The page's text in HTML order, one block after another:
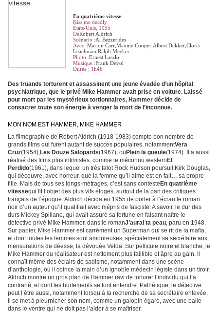
En quatrième vitesse
Kiss me deadly
États-Unis, 1955
DeRobert Aldrich
Scénario :Al Bezzerides
Avec :Marion Carr Maxine Cooper Albert Dekker Cloris
Leachman Ralph Meeker
Photo :Ernest Laszlo
Musique :Frank Devol
Durée : 1h46
Des truands torturent et assassinent une jeune évadée d’un hôpital
psychiatrique, que le privé Mike Hammer avait prise en voiture. Laissé
pour mort par les mystérieux tortionnaires, Hammer décide de
consacrer toute son énergie à venger la mort de l’inconnue.
MON NOM EST HAMMER, MIKE HAMMER
La filmographie de Robert Aldrich (1918-1983) compte bon nombre de
grands films qui furent autant de succès populaires, notammentVera
Cruz(1954),Les Douze Salopards(1967), ou Plein la gueule(1974). Il a aussi
réalisé des films plus intimistes, comme le méconnu western El
Perdido(1961), dans lequel un très falot Rock Hudson poursuit Kirk Douglas,
qui découvre, avec horreur, que la femme qu’il aime est en fait… sa propre
fille. Mais de tous ses longs-métrages, c’est sans conteste En quatrième
vitessequi fit l’objet des plus vifs éloges, surtout de la part des critiques
français de l’époque. Aldrich décida en 1955 de porter à l’écran le roman
noir d’un auteur qu’il qualifiait avec mépris de fasciste. A savoir, le dur des
durs Mickey Spillane, qui avait assuré sa fortune en faisant naître le
détective privé Mike Hammer, dans le romanJ’aurai ta peau, paru en 1948.
Sur papier, Mike Hammer est carrément un Superman qui se rit de la mafia,
et dont toutes les femmes sont amoureuses, spécialement sa secrétaire aux
mensurations de déesse, la dévouée Velda. Sur pellicule noire et blanche, le
Mike Hammer du réalisateur est nettement plus faillible et âpre au gain. Il
connaît même des éclairs de sadisme, notamment dans une scène
d’anthologie, où il coince la main d’un ignoble médecin légiste dans un tiroir.
Aldrich montre un gros plan de Hammer ravi de torturer l’individu qui l’a
contrarié, et dont les hurlements se font entendre. Pathétique, le détective
peut l’être aussi, notamment lorsqu’à la recherche de sa secrétaire enlevée,
il se met à pleurnicher son nom, comme un galopin égaré, avec une balle
dans le ventre qui ne doit pas l’aider à se maîtriser.